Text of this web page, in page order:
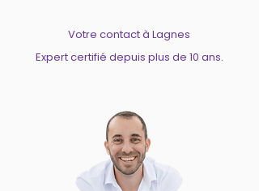
Votre contact à Lagnes
Expert certifié depuis plus de 10 ans.